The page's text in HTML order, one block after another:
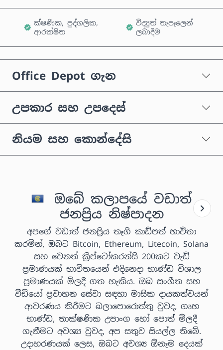
ක්ෂණික, පුද්ගලික,
ආරක්ෂිත
විද්‍යුත් තැපෑලෙන්
ලබාදීම
Office Depot ගැන
උපකාර සහ උපදෙස්
නියම සහ කොන්දේසි
ඔබේ කලාපයේ වඩාත්
ජනප්‍රිය නිෂ්පාදන
අපගේ වඩාත් ජනප්‍රිය තෑගි කාඩ්පත් භාවිතා
කරමින්, ඔබට Bitcoin, Ethereum, Litecoin, Solana
සහ වෙනත් ක්‍රිප්ටෝකරන්සි 200කට වැඩි
ප්‍රමාණයක් භාවිතයෙන් එදිනෙදා භාණ්ඩ විශාල
ප්‍රමාණයක් මිලදී ගත හැකිය. ඔබ සංගීත සහ
වීඩියෝ ප්‍රවාහන සේවා සඳහා මාසික දායකත්වයන්
ආවරණය කිරීමට බලාපොරොත්තු වුවද, ගෘහ
භාණ්ඩ, තාක්ෂණික උපාංග හෝ පොත් මිලදී
ගැනීමට අවශ්‍ය වුවද, අප සතුව සියල්ල තිබේ.
උදාහරණයක් ලෙස, ඔබට අවශ්‍ය ඕනෑම දෙයක්